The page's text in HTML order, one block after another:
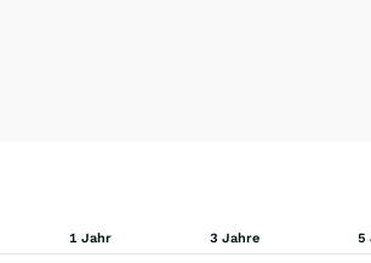
1 Jahr 3 Jahre 5